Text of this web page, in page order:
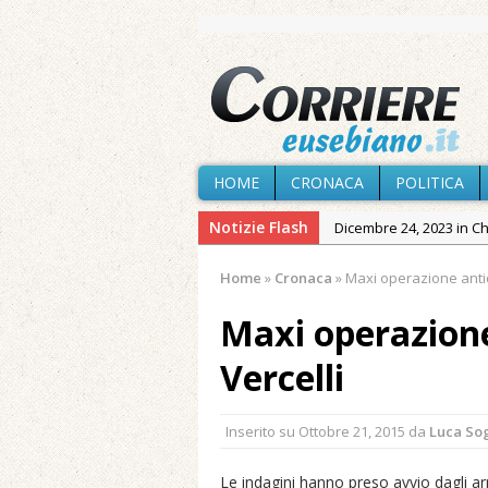
HOME CRONACA POLITICA
Notizie Flash Dicembre 24, 2023 in
Agosto 7, 2026 in
Agosto 7, 2026 in
Agosto 7, 2026 in
Agosto 7, 2026 in
Agosto 6, 2026 in
Home » Cronaca » Maxi operazione
Maxi
Vercelli
Inserito su Ottobre 21, 2015 da Luca
Le indagini hanno preso avvio dagli